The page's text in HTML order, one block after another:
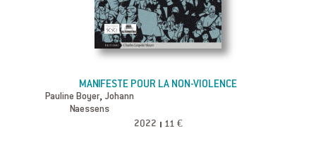
MANIFESTE POUR LA NON-VIOLENCE
Pauline Boyer, Johann
Naessens
2022 11 €